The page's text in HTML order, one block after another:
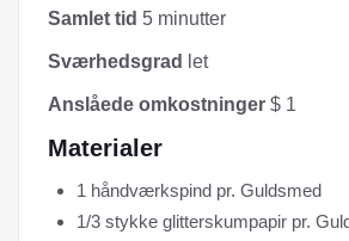
Samlet tid 5 minutter
Sværhedsgrad let
Anslåede omkostninger $ 1
Materialer
1 håndværkspind pr. Guldsmed
1/3 stykke glitterskumpapir pr.